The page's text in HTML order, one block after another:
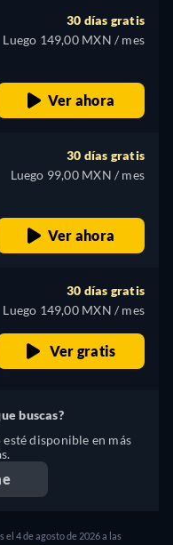
30 días gratis
Luego 149,00 MXN / mes
Ver ahora
30 días gratis
Luego 99,00 MXN / mes
Ver ahora
30 días gratis
Luego 149,00 MXN / mes
Ver gratis
buscas?
disponible en más
4 de agosto de 2026 a las